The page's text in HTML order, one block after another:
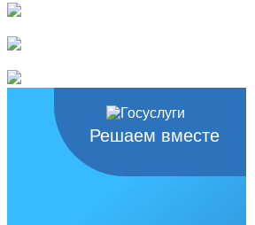
Решаем вместе